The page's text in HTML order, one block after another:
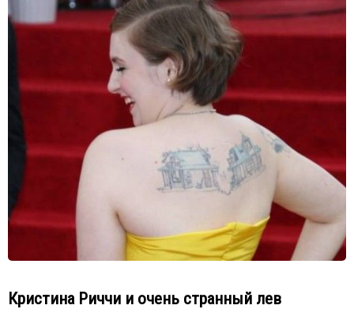
Кристина Риччи и очень странный лев